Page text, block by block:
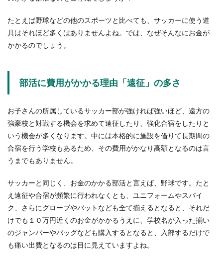
大学中退してからすぐに就職するのではなく、専
門学校に再入学するという人も多いのではないで
大学の部活の中で初心者でも心配なく
大学に入ったら、サークルではなく部活に入りた
いと考えている人もいるのではないでしょうか？
しか...
高跳びの背面跳びのコツや意識するポ
イントと記録を伸ばす練習
高跳びの背面跳びのコツを掴んで練習をすれば、
きっと記録を伸ばすことができます。まずは、背
面跳...
たとえば野球などの他のスポーツと比べても、サッカーに使う道
具はそれほど多くはありませんよね。では、なぜそんなにお金が
かかるのでしょう。
部活に費用がかかる理由「遠征」の多さ
お子さんの所属しているサッカー部が強ければ強いほど、遠方の
強豪校と対戦する機会を求めて遠征したり、強化合宿をしたりと
いう機会が多くなります。中には本格的に施設を借りて長期間の
合宿を行う学校もあるため、その費用がかなり高額となるのは言
うまでもありません。
サッカーと同じく、お金のかかる部活と言えば、野球です。たと
え遠征や合宿が頻繁に行われなくとも、ユニフォームやスパイ
ク、さらにグローブやバットなども全て揃えるとなると、それだ
けでも１０万円近くのお金がかかるうえに、学校名が入った揃い
のジャンパーやバッグなども購入するとなると、入部するだけで
も痛い出費となるのは目に見えていますよね。